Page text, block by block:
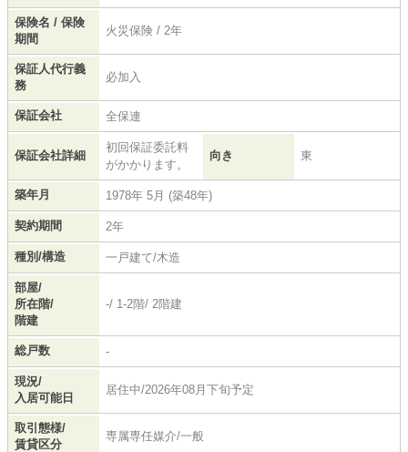
保険名 / 保険
期間
火災保険 / 2年
保証人代行義
務
必加入
保証会社 全保連
保証会社詳細
初回保証委託料
がかかります。
向き 東
築年月 1978年 5月 (築48年)
契約期間 2年
種別/構造 一戸建て/木造
部屋/
所在階/
階建
-/ 1-2階/ 2階建
総戸数 -
現況/
入居可能日
居住中/2026年08月下旬予定
取引態様/
賃貸区分
専属専任媒介/一般